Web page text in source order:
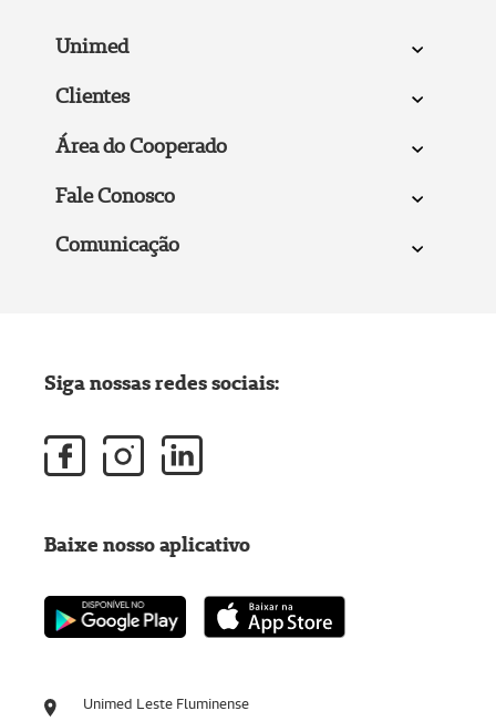
Unimed
Clientes
Área do Cooperado
Fale Conosco
Comunicação
Unimed Leste Fluminense
Siga nossas redes sociais:
Baixe nosso aplicativo